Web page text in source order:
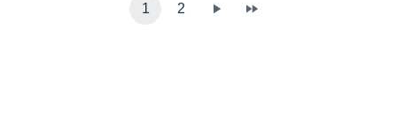
1 2